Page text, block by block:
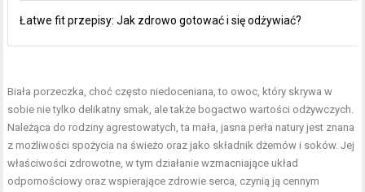
Łatwe fit przepisy: Jak zdrowo gotować i się odżywiać?
Biała porzeczka, choć często niedoceniana, to owoc, który skrywa w
sobie nie tylko delikatny smak, ale także bogactwo wartości odżywczych.
Należąca do rodziny agrestowatych, ta mała, jasna perła natury jest znana
z możliwości spożycia na świeżo oraz jako składnik dżemów i soków. Jej
właściwości zdrowotne, w tym działanie wzmacniające układ
odpornościowy oraz wspierające zdrowie serca, czynią ją cennym